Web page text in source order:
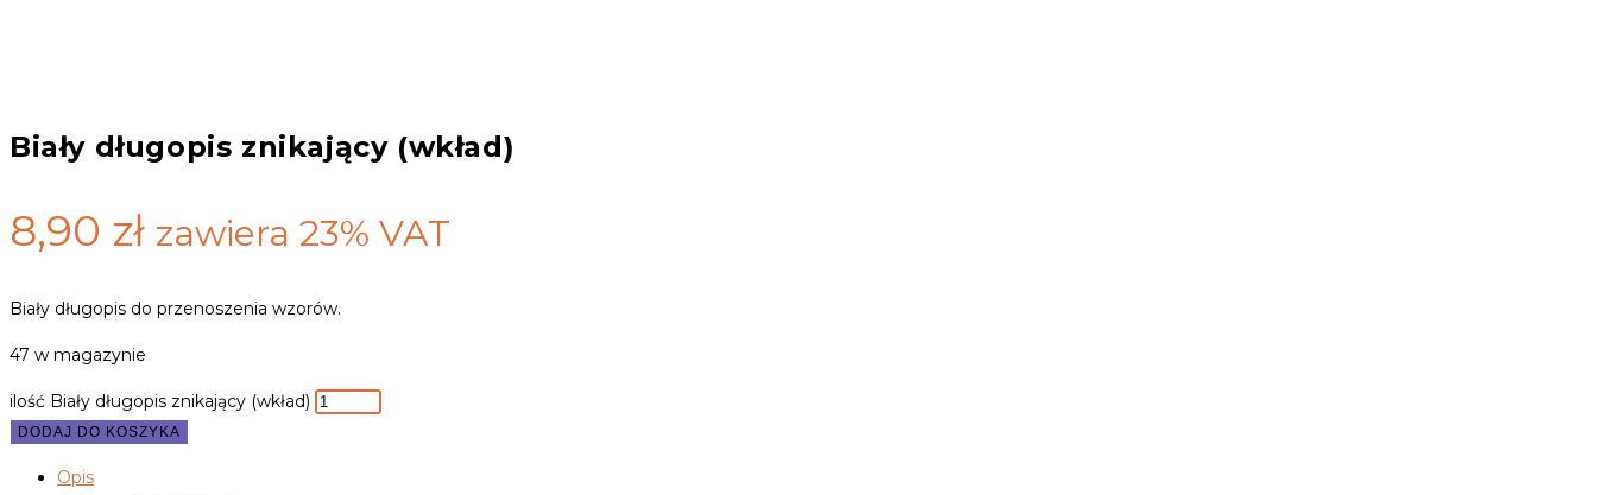
Biały długopis znikający (wkład)
8,90 zł zawiera 23% VAT
Biały długopis do przenoszenia wzorów.
47 w magazynie
ilość Biały długopis znikający (wkład)
DODAJ DO KOSZYKA
Opis